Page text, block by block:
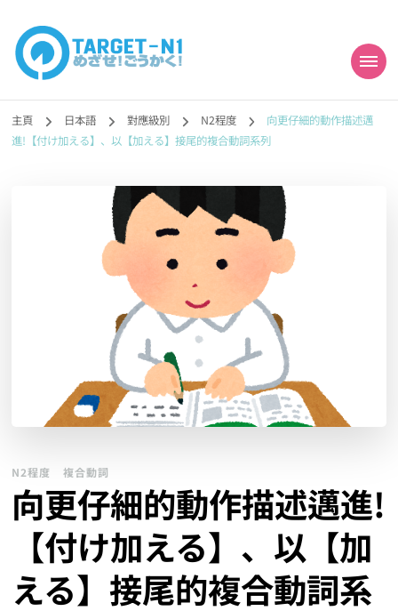
目標!!日本語能力試
N1合格
勉強コンテンツも追加予定!!】
主頁 日本語 對應級別 N2程度
向更仔細的動作描述邁
進!【付け加える】、以【加える】接尾的複合動詞系列
N2程度 複合動詞
向更仔細的動作描述邁進!
【付け加える】、以【加
える】接尾的複合動詞系